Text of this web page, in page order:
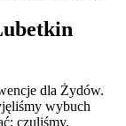
dla Żydów.
wybuch
czuliśmy,